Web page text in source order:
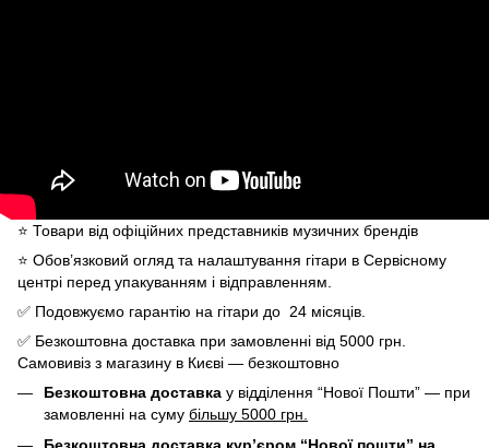
⭐️ Товари від офіційних представників музичних брендів
⭐️ Обов’язковий огляд та налаштування гітари в Сервісному
центрі перед упакуванням і відправленням.
✅ Подовжуємо гарантію на гітари до 24 місяців.
✅ Безкоштовна доставка при замовленні від 5000 грн.
Самовивіз з магазину в Києві — безкоштовно
Безкоштовна доставка у відділення “Нової Пошти” — при
замовленні на суму більшу 5000 грн.